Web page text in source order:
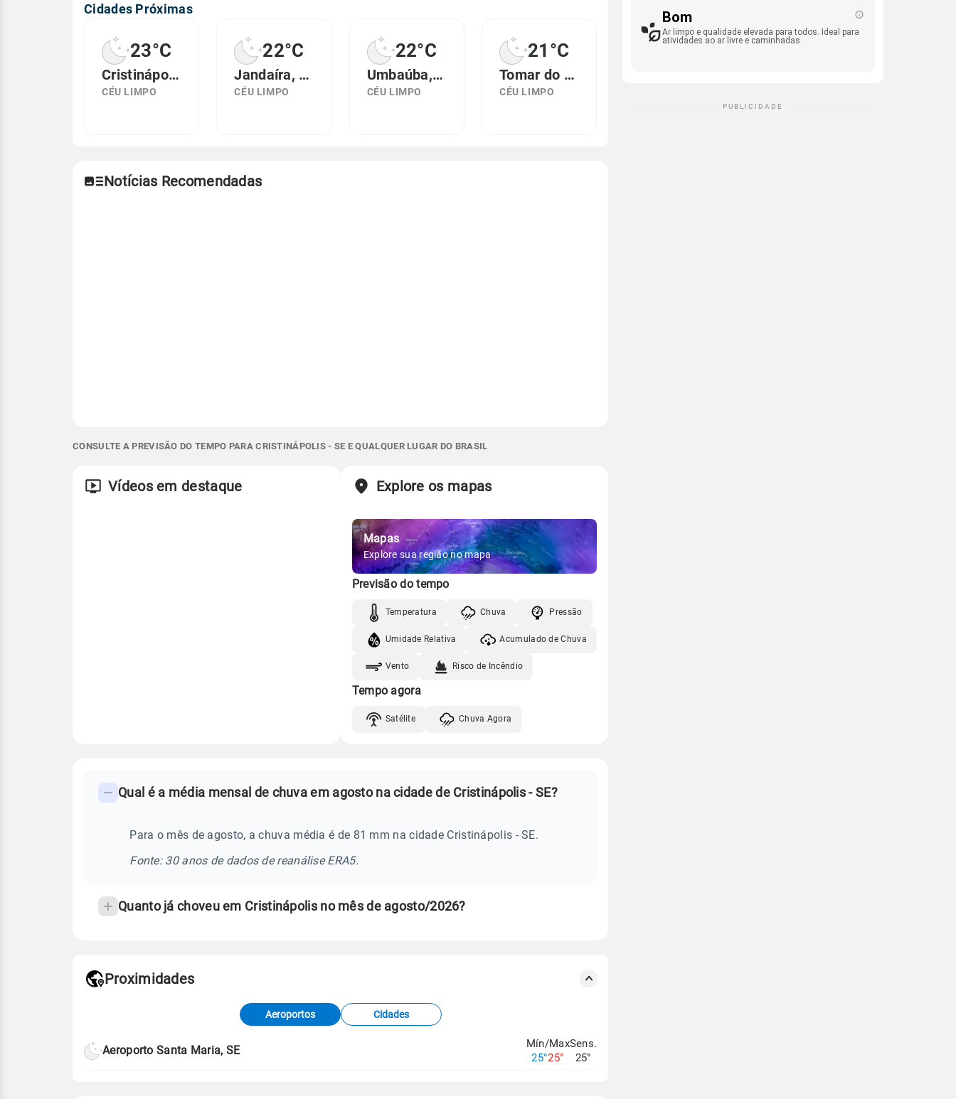
Cidades Próximas
23°C
Cristinápolis, SE
CÉU LIMPO
22°C
Jandaíra, BA
CÉU LIMPO
22°C
Umbaúba, SE
CÉU LIMPO
21°C
Tomar do Geru, SE
CÉU LIMPO
Notícias Recomendadas
CONSULTE A PREVISÃO DO TEMPO PARA CRISTINÁPOLIS - SE E QUALQUER LUGAR DO BRASIL
Vídeos em destaque Explore os mapas
Mapas
Explore sua região no mapa
Previsão do tempo
Temperatura Chuva Pressão
Umidade Relativa Acumulado de Chuva
Vento Risco de Incêndio
Tempo agora
Satélite Chuva Agora
frequentes
temperatura
Qual é a média mensal de chuva em agosto na cidade de Cristinápolis - SE?
Para o mês de agosto, a chuva média é de 81 mm na cidade Cristinápolis - SE.
Fonte: 30 anos de dados de reanálise ERA5.
Quanto já choveu em Cristinápolis no mês de agosto/2026?
de Tempo e Estudos Climáticos (CPTEC).
Proximidades
Aeroportos Cidades
Aeroporto Santa Maria, SE
Mín/Max
25°25°
Sens.
25°
Bom
Ar limpo e qualidade elevada para todos. Ideal para
atividades ao ar livre e caminhadas.